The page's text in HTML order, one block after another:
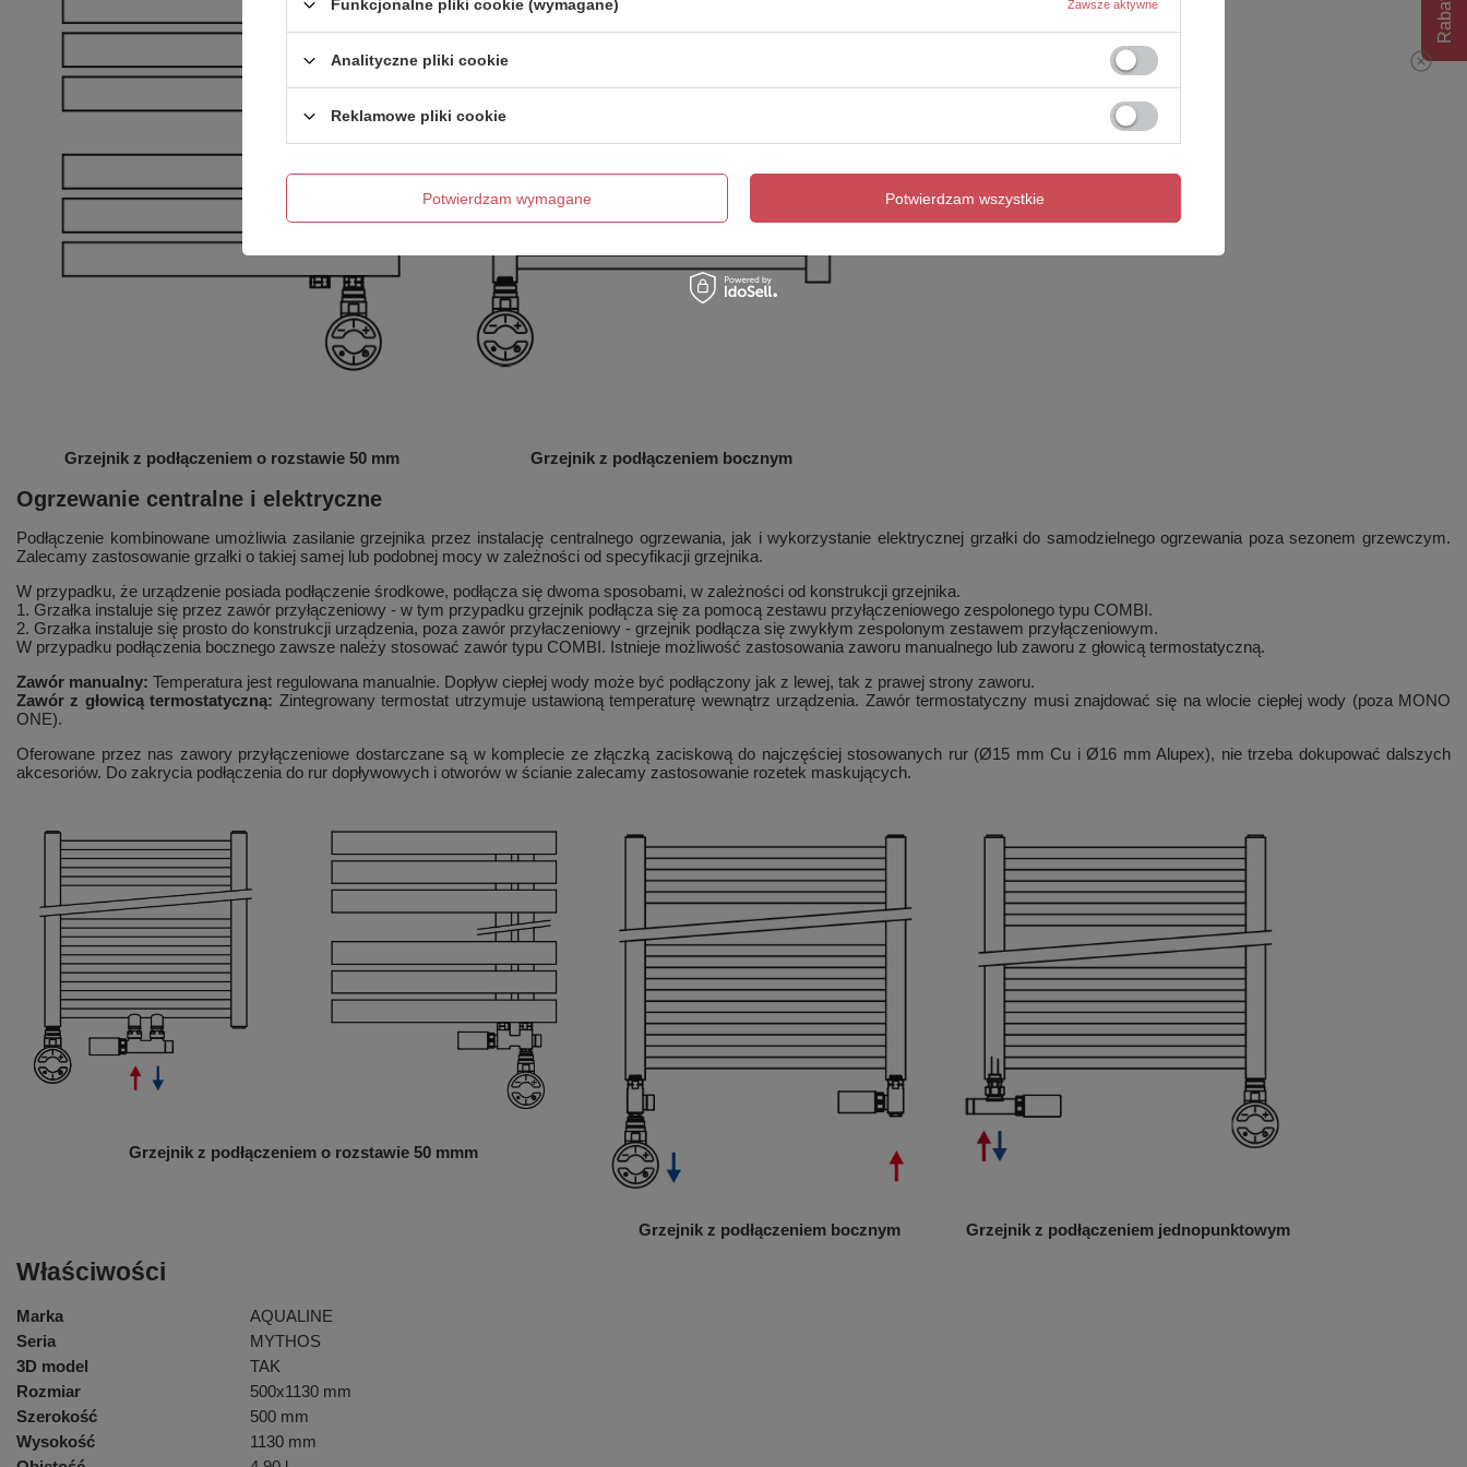
Grzejnik z podłączeniem o rozstawie 50 mm Grzejnik z podłączeniem bocznym
Ogrzewanie centralne i elektryczne
Podłączenie kombinowane umożliwia zasilanie grzejnika przez instalację centralnego ogrzewania, jak i wykorzystanie elektrycznej grzałki do samodzielnego ogrzewania poza sezonem grzewczym.
Zalecamy zastosowanie grzałki o takiej samej lub podobnej mocy w zależności od specyfikacji grzejnika.
W przypadku, że urządzenie posiada podłączenie środkowe, podłącza się dwoma sposobami, w zależności od konstrukcji grzejnika.
1. Grzałka instaluje się przez zawór przyłączeniowy - w tym przypadku grzejnik podłącza się za pomocą zestawu przyłączeniowego zespolonego typu COMBI.
2. Grzałka instaluje się prosto do konstrukcji urządzenia, poza zawór przyłaczeniowy - grzejnik podłącza się zwykłym zespolonym zestawem przyłączeniowym.
W przypadku podłączenia bocznego zawsze należy stosować zawór typu COMBI. Istnieje możliwość zastosowania zaworu manualnego lub zaworu z głowicą termostatyczną.
Zawór manualny: Temperatura jest regulowana manualnie. Dopływ ciepłej wody może być podłączony jak z lewej, tak z prawej strony zaworu.
Zawór z głowicą termostatyczną: Zintegrowany termostat utrzymuje ustawioną temperaturę wewnątrz urządzenia. Zawór termostatyczny musi znajdować się na wlocie ciepłej wody (poza MONO
ONE).
Oferowane przez nas zawory przyłączeniowe dostarczane są w komplecie ze złączką zaciskową do najczęściej stosowanych rur (Ø15 mm Cu i Ø16 mm Alupex), nie trzeba dokupować dalszych
akcesoriów. Do zakrycia podłączenia do rur dopływowych i otworów w ścianie zalecamy zastosowanie rozetek maskujących.
Grzejnik z podłączeniem o rozstawie 50 mmm
Grzejnik z podłączeniem bocznym Grzejnik z podłączeniem jednopunktowym
Właściwości
Marka
AQUALINE
Seria
MYTHOS
3D model
TAK
Rozmiar
500x1130 mm
Szerokość
500 mm
Wysokość
1130 mm
Funkcjonalne pliki cookie (wymagane) Zawsze aktywne
Analityczne pliki cookie
Reklamowe pliki cookie
Potwierdzam wymagane Potwierdzam wszystkie